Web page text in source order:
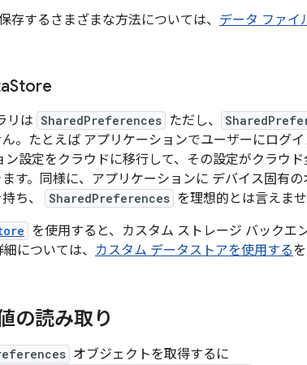
存するさまざまな方法については、 データ ファイ
Store
リは SharedPreferences ただし、
。たとえば アプリケーションでユーザーにログ
ン設定をクラウドに移行して、その設定がクラウ
す。同様に、アプリケーションに デバイス固有
ち、
SharedPreferences を理想的とは言えませ
を使用すると、カスタム ストレージ バックエ
については、 カスタム データストアを使用する
の読み取り
オブジェクトを取得するに